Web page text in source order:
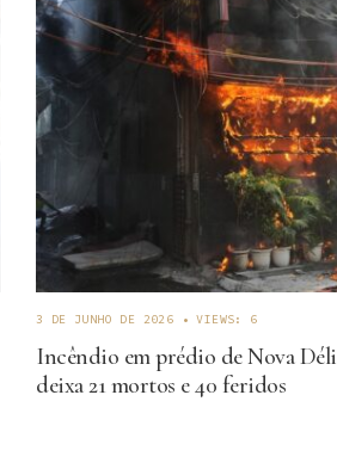
3 DE JUNHO DE 2026 •VIEWS: 6
Incêndio em prédio de Nova Déli
deixa 21 mortos e 40 feridos